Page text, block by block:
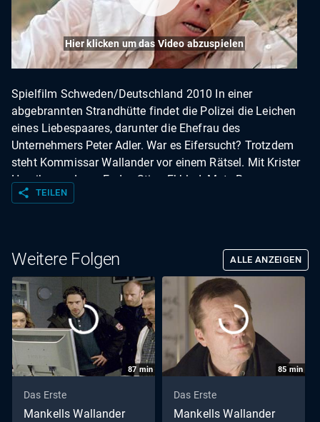
Hier klicken um das Video abzuspielen
Spielfilm Schweden/Deutschland 2010 In einer
abgebrannten Strandhütte findet die Polizei die Leichen
eines Liebespaares, darunter die Ehefrau des
Unternehmers Peter Adler. War es Eifersucht? Trotzdem
steht Kommissar Wallander vor einem Rätsel. Mit Krister
Henriksson, Lena Endre, Stina Ekblad, Mats Bergman,
Douglas Johansson u. a. | Buch: Lars Lundström | Regie:
share TEILEN
Weitere Folgen ALLE ANZEIGEN
87 min
Das Erste
Mankells Wallander
85 min
Das Erste
Mankells Wallander